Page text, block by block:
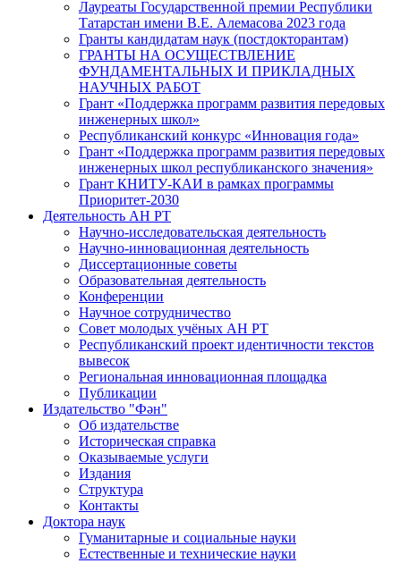
Лауреаты Государственной премии Республики
Татарстан имени В.Е. Алемасова 2023 года
Гранты кандидатам наук (постдокторантам)
ГРАНТЫ НА ОСУЩЕСТВЛЕНИЕ
ФУНДАМЕНТАЛЬНЫХ И ПРИКЛАДНЫХ
НАУЧНЫХ РАБОТ
Грант «Поддержка программ развития передовых
инженерных школ»
Республиканский конкурс «Инновация года»
Грант «Поддержка программ развития передовых
инженерных школ республиканского значения»
Грант КНИТУ-КАИ в рамках программы
Приоритет-2030
Деятельность АН РТ
Научно-исследовательская деятельность
Научно-инновационная деятельность
Диссертационные советы
Образовательная деятельность
Конференции
Научное сотрудничество
Совет молодых учёных АН РТ
Республиканский проект идентичности текстов
вывесок
Региональная инновационная площадка
Публикации
Издательство "Фән"
Об издательстве
Историческая справка
Оказываемые услуги
Издания
Структура
Контакты
Доктора наук
Гуманитарные и социальные науки
Естественные и технические науки